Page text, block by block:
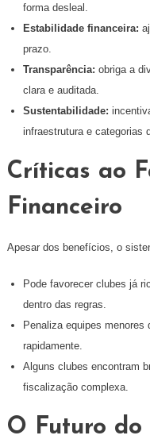
forma desleal.
Estabilidade financeira:
prazo.
Transparência: obriga a
clara e auditada.
Sustentabilidade:
infraestrutura e categorias
Críticas ao
Financeiro
Apesar dos benefícios, o
Pode favorecer clubes já
dentro das regras.
Penaliza equipes
rapidamente.
Alguns clubes encontram
fiscalização complexa.
O Futuro do